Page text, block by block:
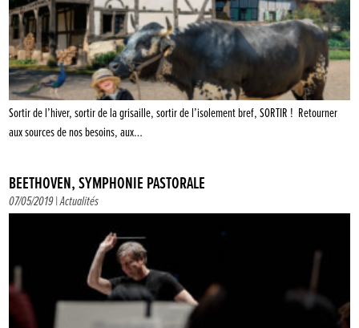
Sortir de l’hiver, sortir de la grisaille, sortir de l’isolement bref, SORTIR ! Retourner
aux sources de nos besoins, aux…
BEETHOVEN, SYMPHONIE PASTORALE
07/05/2019 |Actualités